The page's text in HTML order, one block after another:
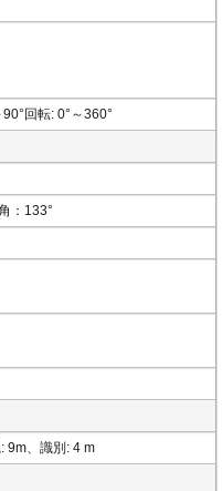
回転: 0°～360°
：133°
9m、識別: 4 m